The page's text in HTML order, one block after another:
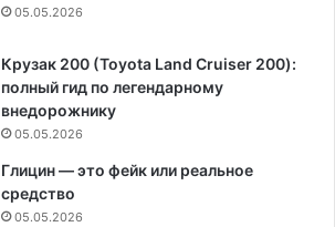
05.05.2026
Крузак 200 (Toyota Land Cruiser 200):
полный гид по легендарному
внедорожнику
05.05.2026
Глицин — это фейк или реальное
средство
05.05.2026